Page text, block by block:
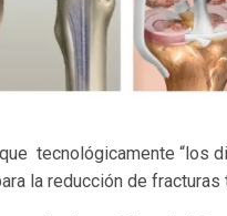
tecnológicamente “los
la reducción de fracturas